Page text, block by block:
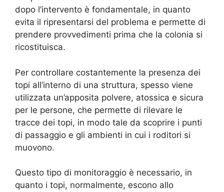
dopo l’intervento è fondamentale, in quanto
evita il ripresentarsi del problema e permette di
prendere provvedimenti prima che la colonia si
ricostituisca.
Per controllare costantemente la presenza dei
topi all’interno di una struttura, spesso viene
utilizzata un’apposita polvere, atossica e sicura
per le persone, che permette di rilevare le
tracce dei topi, in modo tale da scoprire i punti
di passaggio e gli ambienti in cui i roditori si
muovono.
Questo tipo di monitoraggio è necessario, in
quanto i topi, normalmente, escono allo